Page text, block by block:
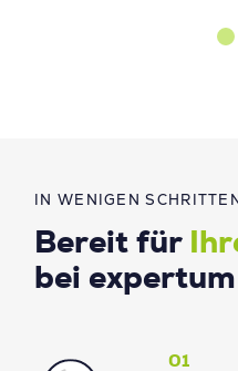
IN WENIGEN
Bereit für
bei expertum
01